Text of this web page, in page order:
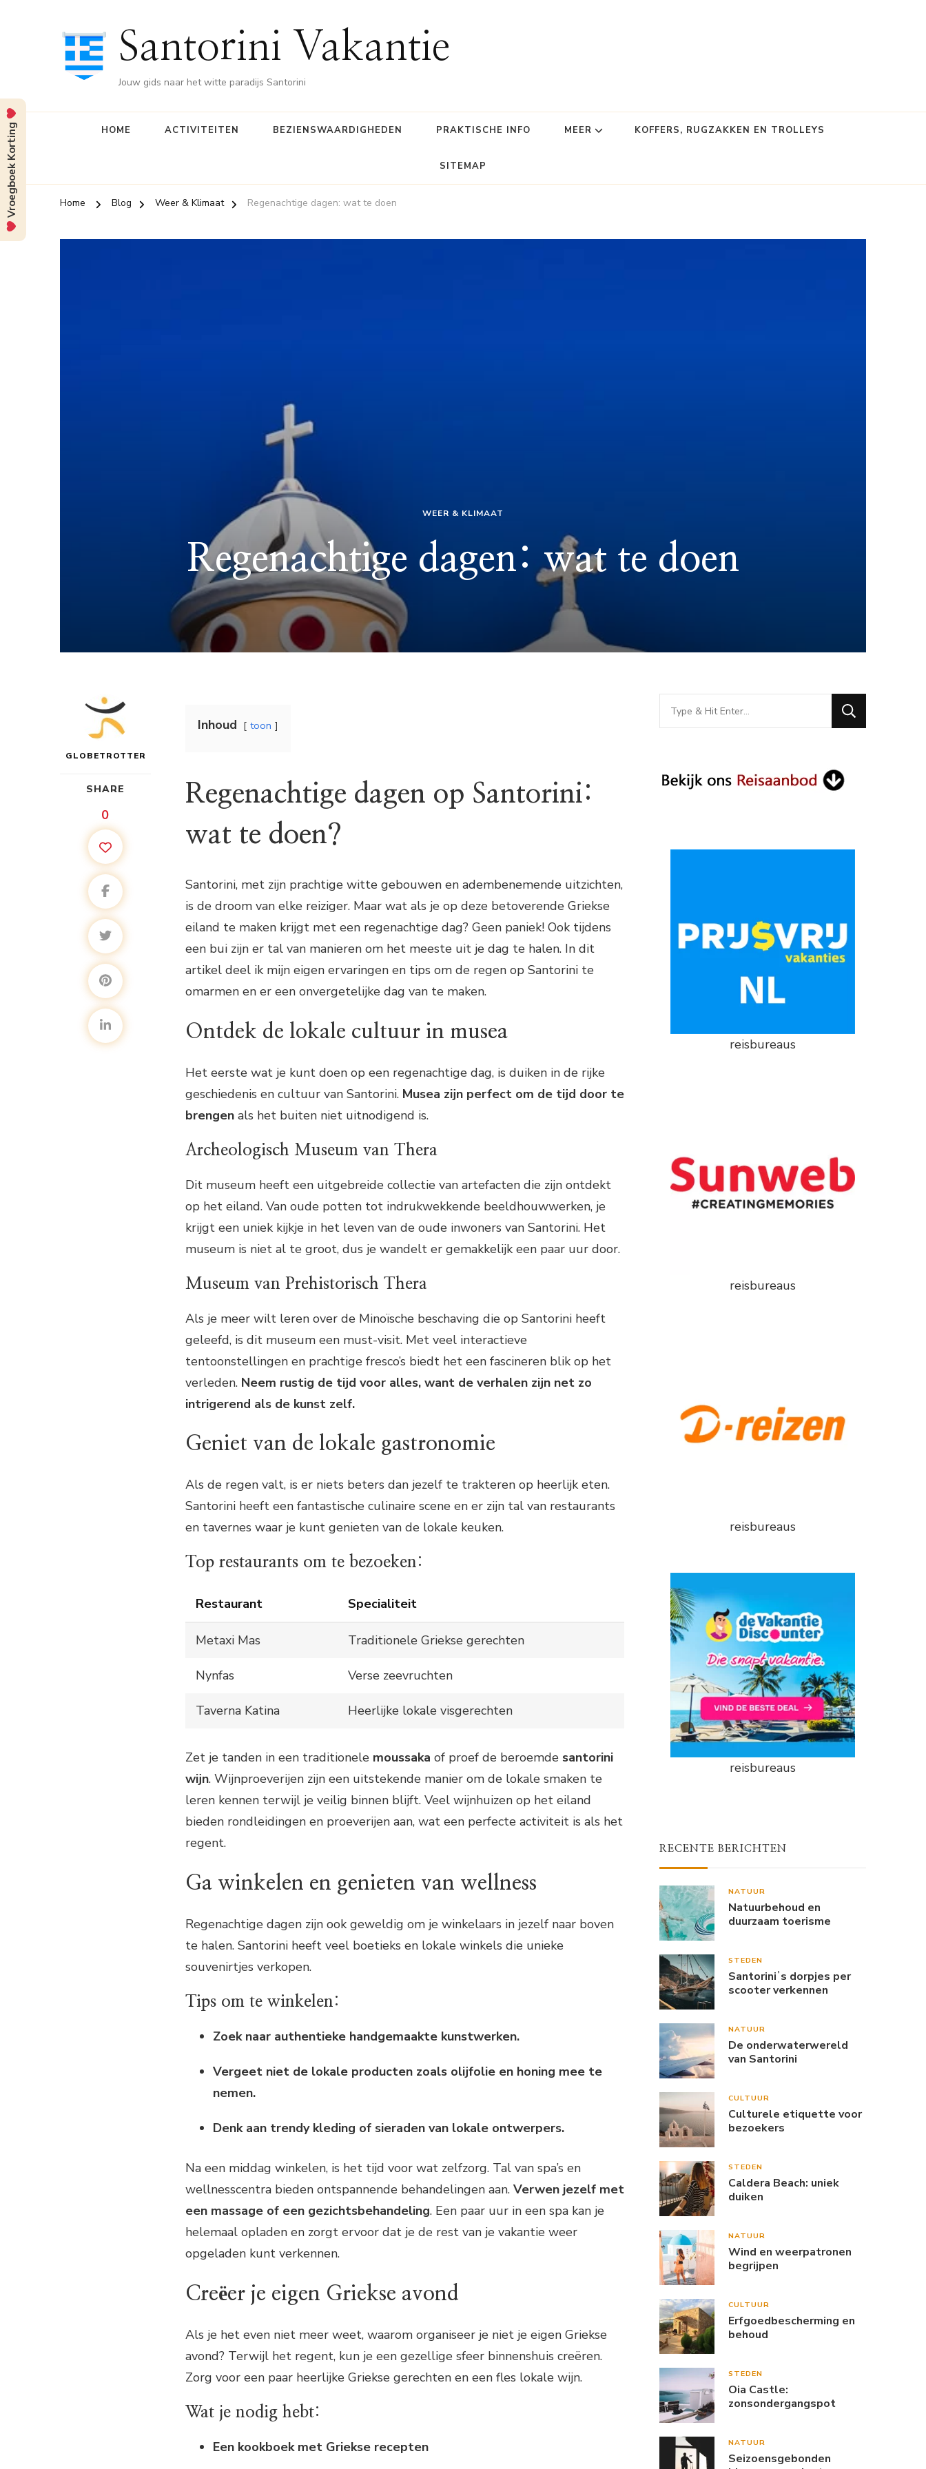
Santorini Vakantie
Jouw gids naar het witte paradijs Santorini
HOME ACTIVITEITEN BEZIENSWAARDIGHEDEN PRAKTISCHE INFO MEER KOFFERS, RUGZAKKEN EN TROLLEYS
SITEMAP
Home Blog Weer & Klimaat Regenachtige dagen: wat te doen
WEER & KLIMAAT
Regenachtige dagen: wat te doen
GLOBETROTTER
SHARE
0
Inhoud toon
Regenachtige dagen op Santorini:
wat te doen?
Santorini, met zijn prachtige witte gebouwen en adembenemende uitzichten,
is de droom van elke reiziger. Maar wat als je op deze betoverende Griekse
eiland te maken krijgt met een regenachtige dag? Geen paniek! Ook tijdens
een bui zijn er tal van manieren om het meeste uit je dag te halen. In dit
artikel deel ik mijn eigen ervaringen en tips om de regen op Santorini te
omarmen en er een onvergetelijke dag van te maken.
Ontdek de lokale cultuur in musea
Het eerste wat je kunt doen op een regenachtige dag, is duiken in de rijke
geschiedenis en cultuur van Santorini. Musea zijn perfect om de tijd door te
brengen als het buiten niet uitnodigend is.
Archeologisch Museum van Thera
Dit museum heeft een uitgebreide collectie van artefacten die zijn ontdekt
op het eiland. Van oude potten tot indrukwekkende beeldhouwwerken, je
krijgt een uniek kijkje in het leven van de oude inwoners van Santorini. Het
museum is niet al te groot, dus je wandelt er gemakkelijk een paar uur door.
Museum van Prehistorisch Thera
Als je meer wilt leren over de Minoïsche beschaving die op Santorini heeft
geleefd, is dit museum een must-visit. Met veel interactieve
tentoonstellingen en prachtige fresco’s biedt het een fascineren blik op het
verleden. Neem rustig de tijd voor alles, want de verhalen zijn net zo
intrigerend als de kunst zelf.
Geniet van de lokale gastronomie
Als de regen valt, is er niets beters dan jezelf te trakteren op heerlijk eten.
Santorini heeft een fantastische culinaire scene en er zijn tal van restaurants
en tavernes waar je kunt genieten van de lokale keuken.
Top restaurants om te bezoeken:
Restaurant Specialiteit
Metaxi Mas Traditionele Griekse gerechten
Nynfas Verse zeevruchten
Taverna Katina Heerlijke lokale visgerechten
Zet je tanden in een traditionele moussaka of proef de beroemde santorini
wijn. Wijnproeverijen zijn een uitstekende manier om de lokale smaken te
leren kennen terwijl je veilig binnen blijft. Veel wijnhuizen op het eiland
bieden rondleidingen en proeverijen aan, wat een perfecte activiteit is als het
regent.
Ga winkelen en genieten van wellness
Regenachtige dagen zijn ook geweldig om je winkelaars in jezelf naar boven
te halen. Santorini heeft veel boetieks en lokale winkels die unieke
souvenirtjes verkopen.
Tips om te winkelen:
Zoek naar authentieke handgemaakte kunstwerken.
Vergeet niet de lokale producten zoals olijfolie en honing mee te
nemen.
Denk aan trendy kleding of sieraden van lokale ontwerpers.
Na een middag winkelen, is het tijd voor wat zelfzorg. Tal van spa’s en
wellnesscentra bieden ontspannende behandelingen aan. Verwen jezelf met
een massage of een gezichtsbehandeling. Een paar uur in een spa kan je
helemaal opladen en zorgt ervoor dat je de rest van je vakantie weer
opgeladen kunt verkennen.
Creëer je eigen Griekse avond
Als je het even niet meer weet, waarom organiseer je niet je eigen Griekse
avond? Terwijl het regent, kun je een gezellige sfeer binnenshuis creëren.
Zorg voor een paar heerlijke Griekse gerechten en een fles lokale wijn.
Wat je nodig hebt:
Een kookboek met Griekse recepten
Looking
for
reisbureaus
reisbureaus
reisbureaus
reisbureaus
RECENTE BERICHTEN
NATUUR
Natuurbehoud en
duurzaam toerisme
STEDEN
Santoriniʼs dorpjes per
scooter verkennen
NATUUR
De onderwaterwereld
van Santorini
CULTUUR
Culturele etiquette voor
bezoekers
STEDEN
Caldera Beach: uniek
duiken
NATUUR
Wind en weerpatronen
begrijpen
CULTUUR
Erfgoedbescherming en
behoud
STEDEN
Oia Castle:
zonsondergangspot
NATUUR
Seizoensgebonden
Vroegboek Korting